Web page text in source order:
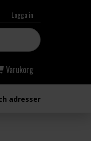
Logga in
Varukorg
adresser